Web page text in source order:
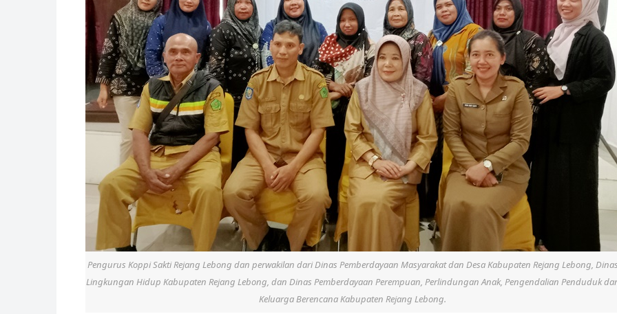
Pengurus Koppi Sakti Rejang Lebong dan perwakilan dari Dinas Pemberdayaan Masyarakat dan Desa Kabupaten Rejang Lebong, Dinas
Lingkungan Hidup Kabupaten Rejang Lebong, dan Dinas Pemberdayaan Perempuan, Perlindungan Anak, Pengendalian Penduduk
Keluarga Berencana Kabupaten Rejang Lebong.